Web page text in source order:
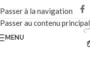
Passer à la navigation
Passer au contenu principal
MENU